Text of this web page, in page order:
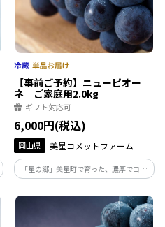
【事前ご予約】ニューピオー
ネ ご家庭用2.0kg
ギフト対応可
6,000円(税込)
岡山県 美星コメットファーム
「星の郷」美星町で育った、濃厚でコク
のあるニューピオーネ。化学肥料や農薬
に頼らず、土づくりからこだわった自慢の
逸品を、ぜひご家庭でお楽しみくださ
い。【お届け時期：8月27日～9月中旬】